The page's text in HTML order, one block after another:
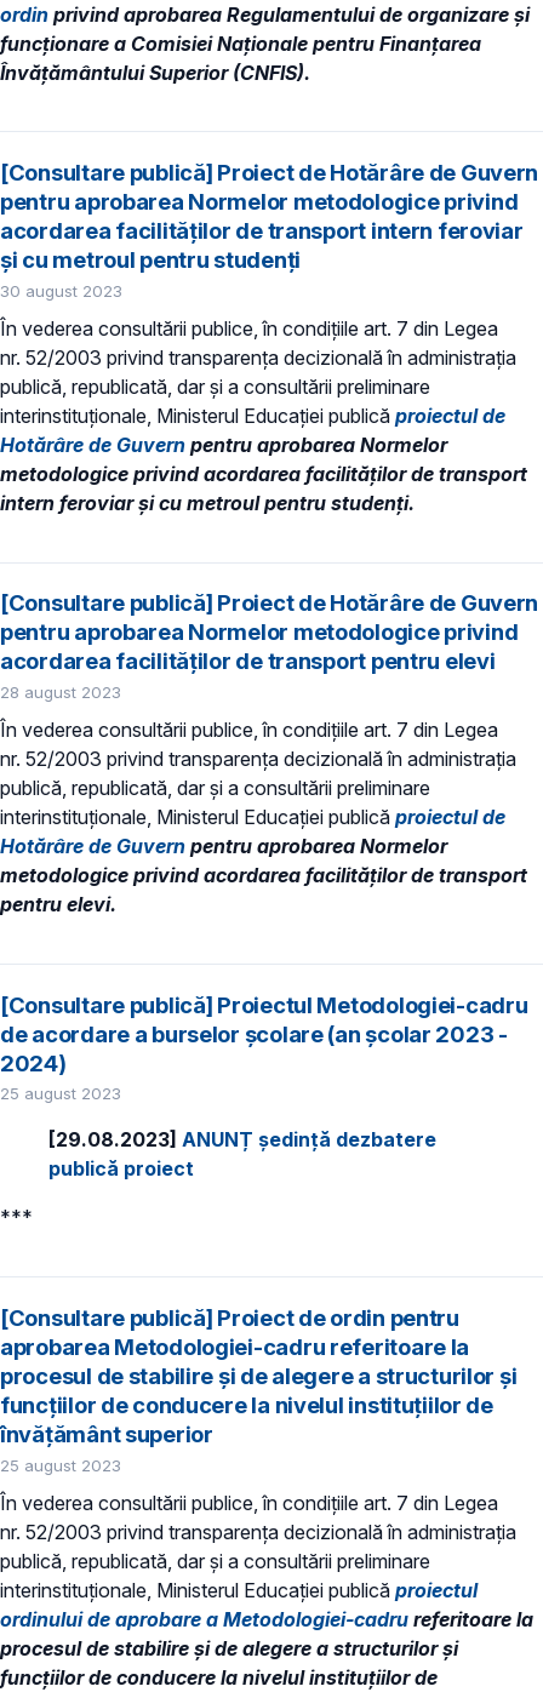
ordin privind aprobarea Regulamentului de organizare și
funcționare a Comisiei Naționale pentru Finanțarea
Învățământului Superior (CNFIS).
[Consultare publică] Proiect de Hotărâre de Guvern
pentru aprobarea Normelor metodologice privind
acordarea facilităților de transport intern feroviar
și cu metroul pentru studenți
30 august 2023
În vederea consultării publice, în condiţiile art. 7 din Legea
nr. 52/2003 privind transparenţa decizională în administraţia
publică, republicată, dar și a consultării preliminare
interinstituționale, Ministerul Educaţiei publică proiectul de
Hotărâre de Guvern pentru aprobarea Normelor
metodologice privind acordarea facilităților de transport
intern feroviar și cu metroul pentru studenți.
[Consultare publică] Proiect de Hotărâre de Guvern
pentru aprobarea Normelor metodologice privind
acordarea facilităţilor de transport pentru elevi
28 august 2023
În vederea consultării publice, în condiţiile art. 7 din Legea
nr. 52/2003 privind transparenţa decizională în administraţia
publică, republicată, dar și a consultării preliminare
interinstituționale, Ministerul Educaţiei publică proiectul de
Hotărâre de Guvern pentru aprobarea Normelor
metodologice privind acordarea facilităţilor de transport
pentru elevi.
[Consultare publică] Proiectul Metodologiei-cadru
de acordare a burselor școlare (an școlar 2023 -
2024)
25 august 2023
[29.08.2023] ANUNȚ ședință dezbatere
publică proiect
***
[Consultare publică] Proiect de ordin pentru
aprobarea Metodologiei-cadru referitoare la
procesul de stabilire şi de alegere a structurilor şi
funcţiilor de conducere la nivelul instituțiilor de
învățământ superior
25 august 2023
În vederea consultării publice, în condiţiile art. 7 din Legea
nr. 52/2003 privind transparenţa decizională în administraţia
publică, republicată, dar și a consultării preliminare
interinstituționale, Ministerul Educaţiei publică proiectul
ordinului de aprobare a Metodologiei-cadru referitoare la
procesul de stabilire şi de alegere a structurilor şi
funcţiilor de conducere la nivelul instituțiilor de